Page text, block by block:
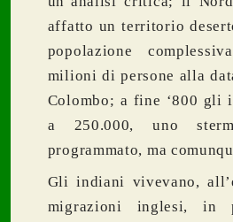
affatto un territorio
popolazione
milioni di persone alla
Colombo; a fine ‘800 gli
a 250.000, uno
programmato, ma
Gli indiani vivevano,
migrazioni inglesi, in